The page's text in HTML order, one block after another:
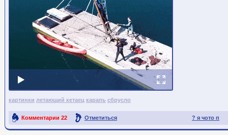
картинки летающий кетаец карапь сбрусло
? я чото п
Комментарии 22 Отметиться
Ссылка на пост